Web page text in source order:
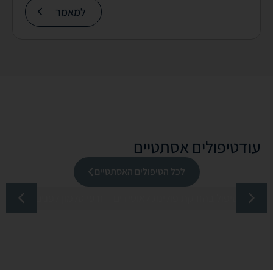
למאמר
עודטיפולים אסתטיים
לכל הטיפולים האסתטיים